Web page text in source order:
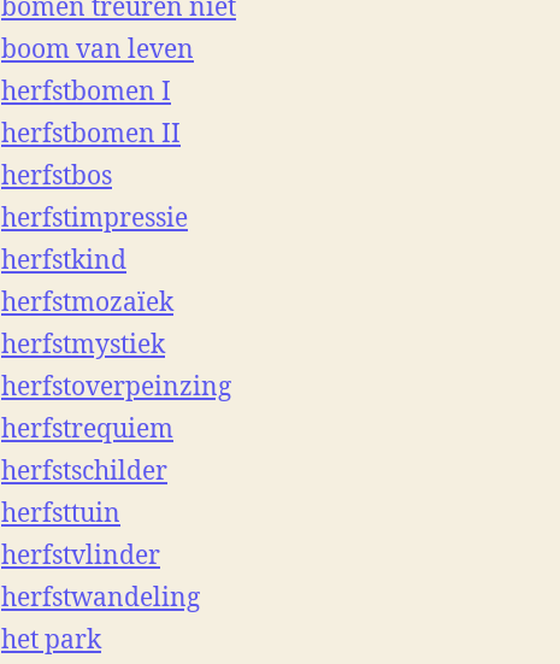
bomen treuren niet
boom van leven
herfstbomen I
herfstbomen II
herfstbos
herfstimpressie
herfstkind
herfstmozaïek
herfstmystiek
herfstoverpeinzing
herfstrequiem
herfstschilder
herfsttuin
herfstvlinder
herfstwandeling
het park